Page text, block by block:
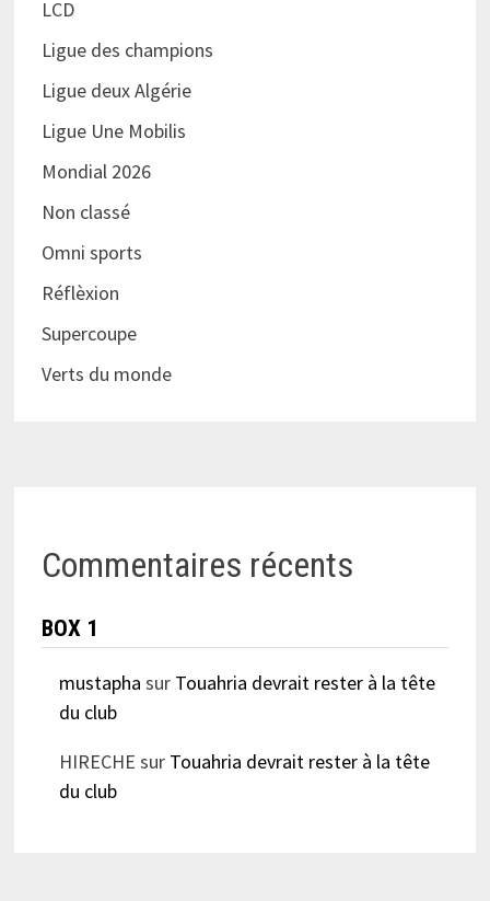
LCD
Ligue des champions
Ligue deux Algérie
Ligue Une Mobilis
Mondial 2026
Non classé
Omni sports
Réflèxion
Supercoupe
Verts du monde
Commentaires récents
BOX 1
mustapha sur Touahria devrait rester à la tête
du club
HIRECHE sur Touahria devrait rester à la tête
du club